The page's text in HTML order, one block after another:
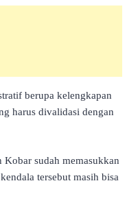
berupa kelengkapan
harus divalidasi dengan
sudah memasukkan
tersebut masih bisa